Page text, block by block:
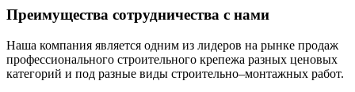
Преимущества сотрудничества с нами
Наша компания является одним из лидеров на рынке продаж
профессионального строительного крепежа разных ценовых
категорий и под разные виды строительно–монтажных работ.